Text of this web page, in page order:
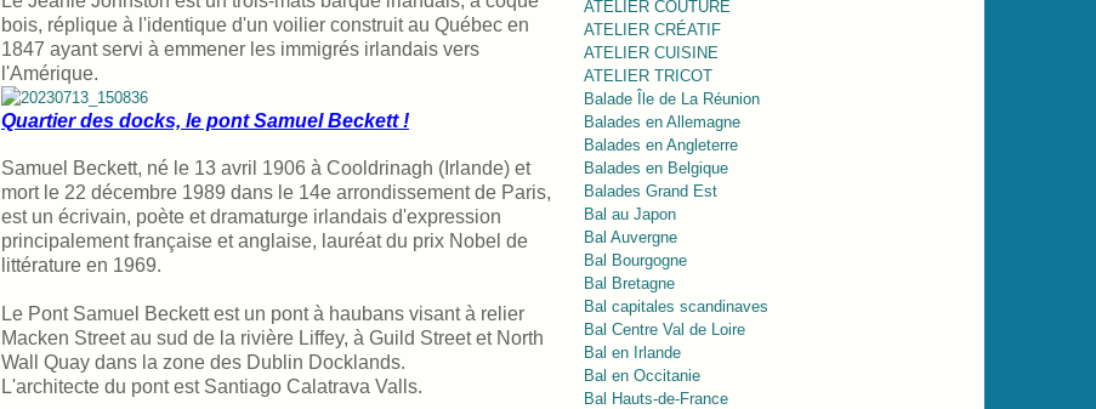
bois, réplique à l'identique d'un voilier construit au Québec en
1847 ayant servi à emmener les immigrés irlandais vers
l'Amérique.
Quartier des docks, le pont Samuel Beckett !
Samuel Beckett, né le 13 avril 1906 à Cooldrinagh (Irlande) et
mort le 22 décembre 1989 dans le 14e arrondissement de Paris,
est un écrivain, poète et dramaturge irlandais d'expression
principalement française et anglaise, lauréat du prix Nobel de
littérature en 1969.
Le Pont Samuel Beckett est un pont à haubans visant à relier
Macken Street au sud de la rivière Liffey, à Guild Street et North
Wall Quay dans la zone des Dublin Docklands.
L'architecte du pont est Santiago Calatrava Valls.
ATELIER COUTURE
ATELIER CRÉATIF
ATELIER CUISINE
ATELIER TRICOT
Balade Île de La Réunion
Balades en Allemagne
Balades en Angleterre
Balades en Belgique
Balades Grand Est
Bal au Japon
Bal Auvergne
Bal Bourgogne
Bal Bretagne
Bal capitales scandinaves
Bal Centre Val de Loire
Bal en Irlande
Bal en Occitanie
Bal Hauts-de-France